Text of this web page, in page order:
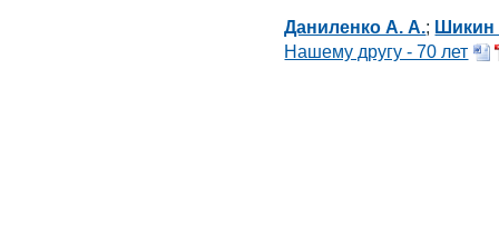
Даниленко А. А.;
Нашему другу - 70 лет